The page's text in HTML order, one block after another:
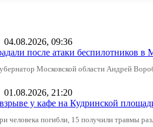
09:36
после атаки беспилотников в
Московской области Андрей
21:20
взрыве у кафе на Кудринской
погибли, 15 получили травмы